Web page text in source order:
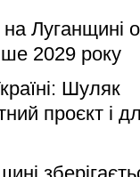
Луганщині
2029 року
Шуляк
проєкт і